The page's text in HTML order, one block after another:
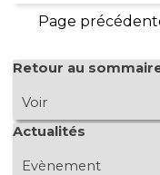
Page
Sauter le bloc
Retour au
Voir
Sauter le bloc
Actualités
Evènement